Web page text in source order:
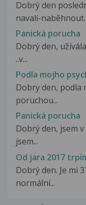
Dobrý den
navali-
Panická porucha
Dobrý den,
..v...
Podla mojho
Dobry den, podla
poruchou...
Panická porucha
Dobrý den, jsem
jsem...
Od jara 2017
Dobrý den. Je mi
normální...